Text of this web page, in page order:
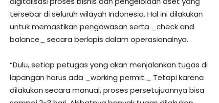
tersebar di seluruh wilayah Indonesia. Hal ini dilakukan
untuk memastikan pengawasan serta _check and
balance_ secara berlapis dalam operasionalnya.
“Dulu, setiap petugas yang akan menjalankan tugas di
lapangan harus ada _working permit._ Tetapi karena
dilakukan secara manual, proses persetujuannya bisa